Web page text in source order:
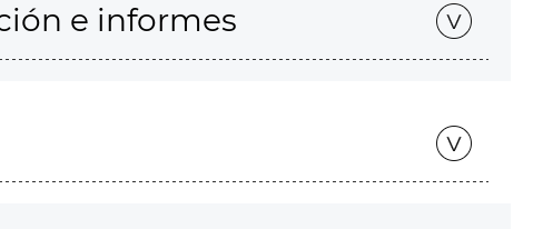
e informes